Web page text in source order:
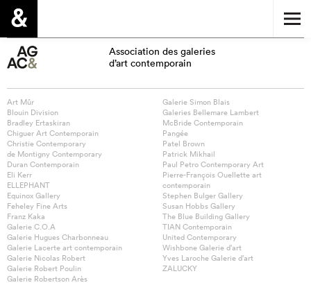
Association des galeries
d’art contemporain
Art Mûr
Blouin Division
Bradley Ertaskiran
Chiguer Art Contemporain
Christie Contemporary
de Montigny Contemporary
Duran Contemporain
Eli Kerr
ELLEPHANT
Equinox Gallery
Feheley Fine Arts
Franz Kaka
Galerie C.O.A
Galerie Hugues Charbonneau
Galerie Lacerte art contemporain
Galerie Nicolas Robert
Galerie Robert Poulin
Galerie Robertson Arès
Galerie Simon Blais
Galeries Bellemare Lambert
McBride Contemporain
Pangée
Patel Brown
Patrick Mikhail
Paul Petro Contemporary Art
Pierre-François Ouellette art
contemporain
Stephen Bulger Gallery
Susan Hobbs Gallery
The Blue Building Gallery
TIAN Contemporain
United Contemporary
Wishbone Galerie d’art
Yves Laroche Galerie d’art
ZALUCKY